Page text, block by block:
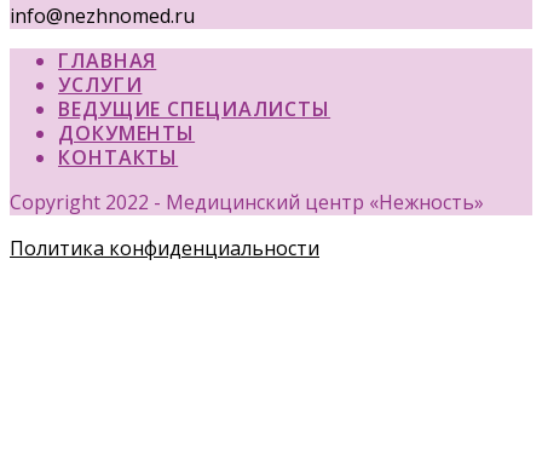
info@nezhnomed.ru
ГЛАВНАЯ
УСЛУГИ
ВЕДУЩИЕ СПЕЦИАЛИСТЫ
ДОКУМЕНТЫ
КОНТАКТЫ
Copyright 2022 - Медицинский центр «Нежность»
Политика конфиденциальности